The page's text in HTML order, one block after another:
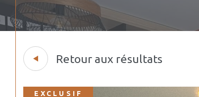
Retour aux résultats
EXCLUSIF